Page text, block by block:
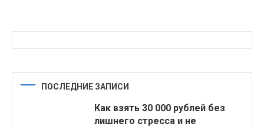
ПОСЛЕДНИЕ ЗАПИСИ
Как взять 30 000 рублей без
лишнего стресса и не